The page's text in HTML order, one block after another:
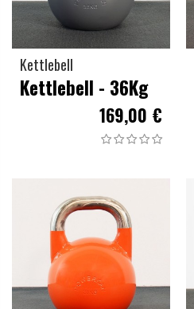
Kettlebell
Kettlebell - 36Kg
169,00 €